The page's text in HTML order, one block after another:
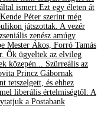
ismert Ezt egy életen át
Péter szerint még
játszottak. A vezér
zenész amúgy
Mester Ákos, Forró Tamás
Ők ügyeltek az elvileg
közepén... Szürreális az
Princz Gábornak
tetszelgett, és ehhez
liberális értelmiségtől. A
a Postabank